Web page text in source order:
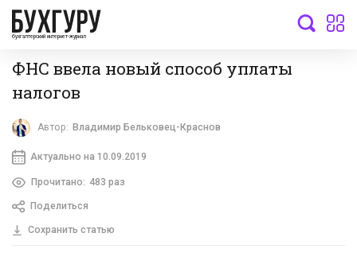
бухгалтерский интернет-журнал
ФНС ввела новый способ уплаты
налогов
Автор: Владимир Бельковец-Краснов
Актуально на 10.09.2019
Прочитано: 483 раз
Поделиться
Сохранить статью